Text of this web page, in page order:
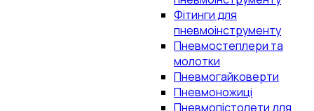
Фітинги для
пневмоінструменту
Пневмостеплери та
молотки
Пневмогайковерти
Пневмоножиці
Пневмопістолети для